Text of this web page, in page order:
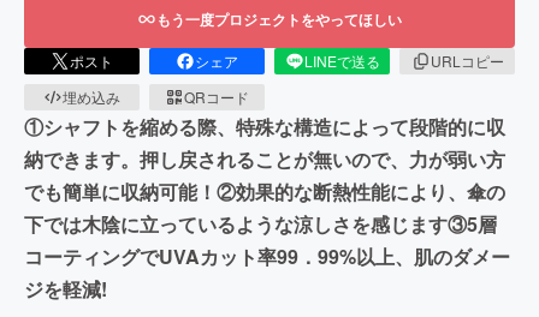
もう一度プロジェクトをやってほしい
ポスト シェア LINEで送る
URLコピー
埋め込み
QRコード
①シャフトを縮める際、特殊な構造によって段階的に収
納できます。押し戻されることが無いので、力が弱い方
でも簡単に収納可能！②効果的な断熱性能により、傘の
下では木陰に立っているような涼しさを感じます③5層
コーティングでUVAカット率99．99%以上、肌のダメー
ジを軽減!